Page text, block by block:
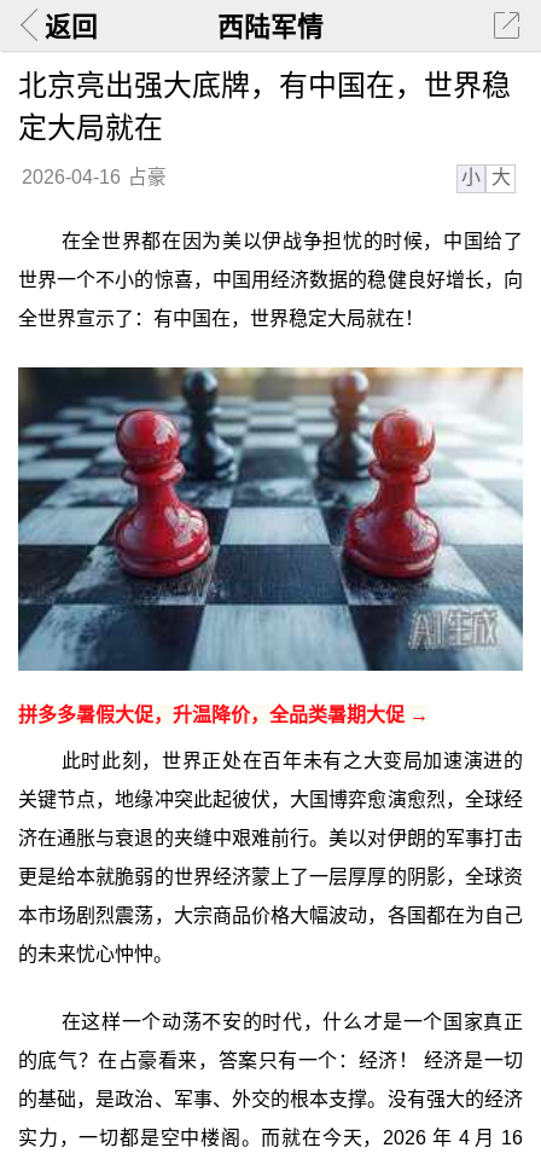
返回 西陆军情
北京亮出强大底牌，有中国在，世界稳
定大局就在
2026-04-16 占豪 小 大
在全世界都在因为美以伊战争担忧的时候，中国给了
世界一个不小的惊喜，中国用经济数据的稳健良好增长，向
全世界宣示了：有中国在，世界稳定大局就在！
拼多多暑假大促，升温降价，全品类暑期大促 →
此时此刻，世界正处在百年未有之大变局加速演进的
关键节点，地缘冲突此起彼伏，大国博弈愈演愈烈，全球经
济在通胀与衰退的夹缝中艰难前行。美以对伊朗的军事打击
更是给本就脆弱的世界经济蒙上了一层厚厚的阴影，全球资
本市场剧烈震荡，大宗商品价格大幅波动，各国都在为自己
的未来忧心忡忡。
在这样一个动荡不安的时代，什么才是一个国家真正
的底气？在占豪看来，答案只有一个：经济！ 经济是一切
的基础，是政治、军事、外交的根本支撑。没有强大的经济
实力，一切都是空中楼阁。而就在今天，2026 年 4 月 16